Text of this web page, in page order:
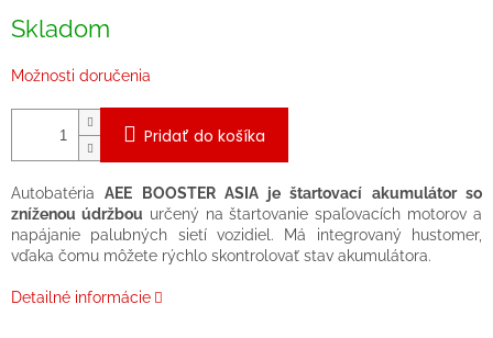
Skladom
Možnosti doručenia
Pridať do košíka
AutobatériaAEE BOOSTER ASIA je štartovací akumulátor so
zníženou údržbou určený na štartovanie spaľovacích motorov a
napájanie palubných sietí vozidiel. Má integrovaný hustomer,
vďaka čomu môžete rýchlo skontrolovať stav akumulátora.
Detailné informácie